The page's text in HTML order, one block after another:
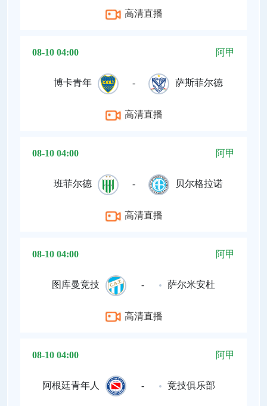
高清直播
08-10 04:00 阿甲
博卡青年 - 萨斯菲尔德
高清直播
08-10 04:00 阿甲
班菲尔德 - 贝尔格拉诺
高清直播
08-10 04:00 阿甲
图库曼竞技 - 萨尔米安杜
高清直播
08-10 04:00 阿甲
阿根廷青年人 - 竞技俱乐部